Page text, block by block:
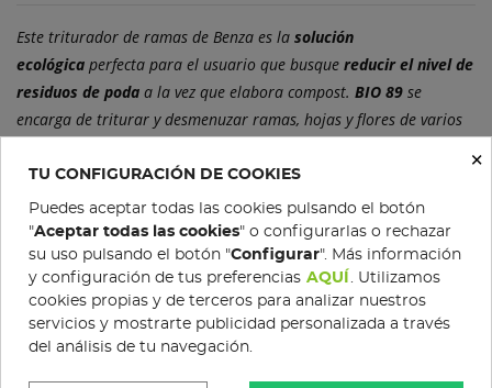
Este triturador de ramas de Benza es la solución
ecológica perfecta para el usuario que busque reducir el nivel de
residuos de poda a la vez que elabora compost. BIO 89 se
encarga de triturar y desmenuzar ramas, hojas y flores de varios
Dotado con motor R420 de 14HP (389 cc), 3600 rpm y sistema de
corte compuesto por2 cuchillas fijas, 10 flotantes y 10
martillos.
Gratis en pedidos superiores a 200 €
Política de devoluciones
×
TU CONFIGURACIÓN DE COOKIES
Puedes aceptar todas las cookies pulsando el botón
"Aceptar todas las cookies" o configurarlas o rechazar
su uso pulsando el botón "Configurar". Más información
y configuración de tus preferencias AQUÍ
. Utilizamos
cookies propias y de terceros para analizar nuestros
servicios y mostrarte publicidad personalizada a través
del análisis de tu navegación.